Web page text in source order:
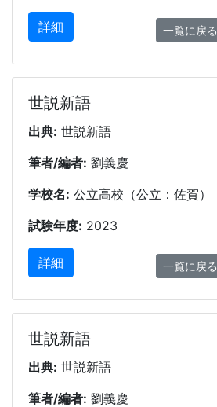
詳細 一覧に戻る
世説新語
出典: 世説新語
筆者/編者: 劉義慶
学校名: 公立高校（公立：佐賀）
試験年度: 2023
詳細 一覧に戻る
世説新語
出典: 世説新語
筆者/編者: 劉義慶